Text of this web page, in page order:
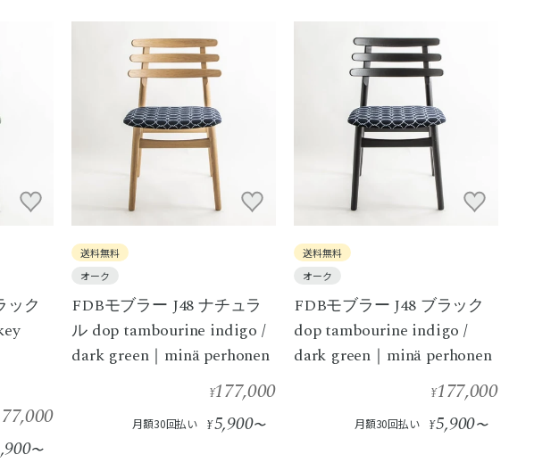
ック
〜
送料無料
オーク
FDBモブラー J48 ナチュラ
ル dop tambourine indigo /
dark green｜minä perhonen
¥177,000
月額30回払い ¥5,900〜
送料無料
オーク
FDBモブラー J48 ブラック
dop tambourine indigo /
dark green｜minä perhonen
¥177,000
月額30回払い ¥5,900〜